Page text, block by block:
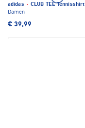
adidas · CLUB TEE Tennisshirt
Damen
€ 39,99